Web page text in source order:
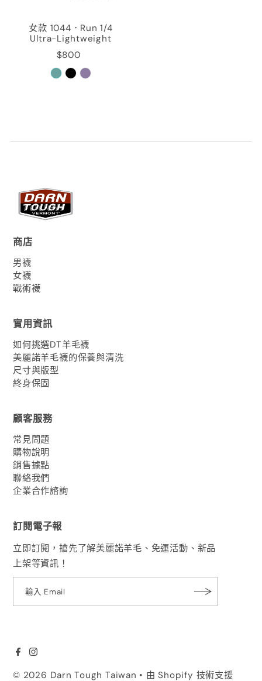
女款 1044．Run 1/4
Ultra-Lightweight
$800
商店
男襪
女襪
戰術襪
實用資訊
如何挑選DT羊毛襪
美麗諾羊毛襪的保養與清洗
尺寸與版型
終身保固
顧客服務
常見問題
購物說明
銷售據點
聯絡我們
企業合作諮詢
訂閱電子報
立即訂閱，搶先了解美麗諾羊毛、免運活動、新品
上架等資訊！
© 2026 Darn Tough Taiwan • 由 Shopify 技術支援